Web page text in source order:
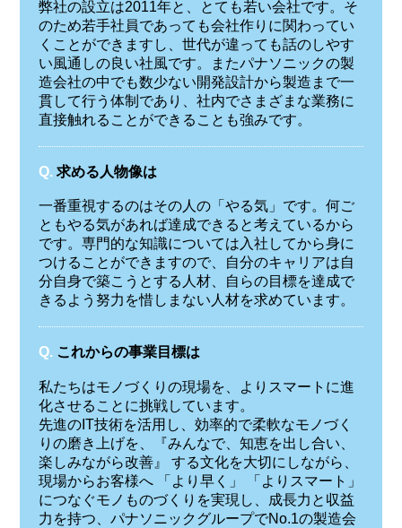
弊社の設立は2011年と、とても若い会社です。そ
のため若手社員であっても会社作りに関わってい
くことができますし、世代が違っても話のしやす
い風通しの良い社風です。またパナソニックの製
造会社の中でも数少ない開発設計から製造まで一
貫して行う体制であり、社内でさまざまな業務に
直接触れることができることも強みです。
Q. 求める人物像は
一番重視するのはその人の「やる気」です。何ご
ともやる気があれば達成できると考えているから
です。専門的な知識については入社してから身に
つけることができますので、自分のキャリアは自
分自身で築こうとする人材、自らの目標を達成で
きるよう努力を惜しまない人材を求めています。
Q. これからの事業目標は
私たちはモノづくりの現場を、よりスマートに進
化させることに挑戦しています。
先進のIT技術を活用し、効率的で柔軟なモノづく
りの磨き上げを、『みんなで、知恵を出し合い、
楽しみながら改善』 する文化を大切にしながら、
現場からお客様へ 「より早く」 「よりスマート」
につなぐモノものづくりを実現し、成長力と収益
力を持つ、パナソニックグループでNo.1の製造会